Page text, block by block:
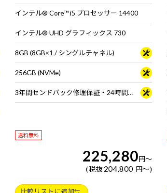
インテル® Core™ i5 プロセッサー 14400
インテル® UHD グラフィックス 730
8GB (8GB×1 / シングルチャネル)
256GB (NVMe)
3年間センドバック修理保証・24時間×365日電話サポート
送料無料
225,280円～
税抜 204,800 円～
比較リストに追加